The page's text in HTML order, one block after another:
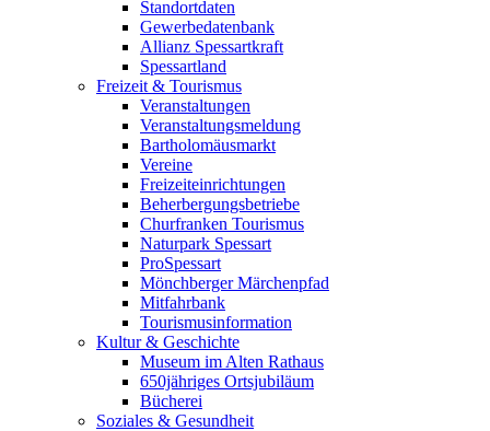
Standortdaten
Gewerbedatenbank
Allianz Spessartkraft
Spessartland
Freizeit & Tourismus
Veranstaltungen
Veranstaltungsmeldung
Bartholomäusmarkt
Vereine
Freizeiteinrichtungen
Beherbergungsbetriebe
Churfranken Tourismus
Naturpark Spessart
ProSpessart
Mönchberger Märchenpfad
Mitfahrbank
Tourismusinformation
Kultur & Geschichte
Museum im Alten Rathaus
650jähriges Ortsjubiläum
Bücherei
Soziales & Gesundheit